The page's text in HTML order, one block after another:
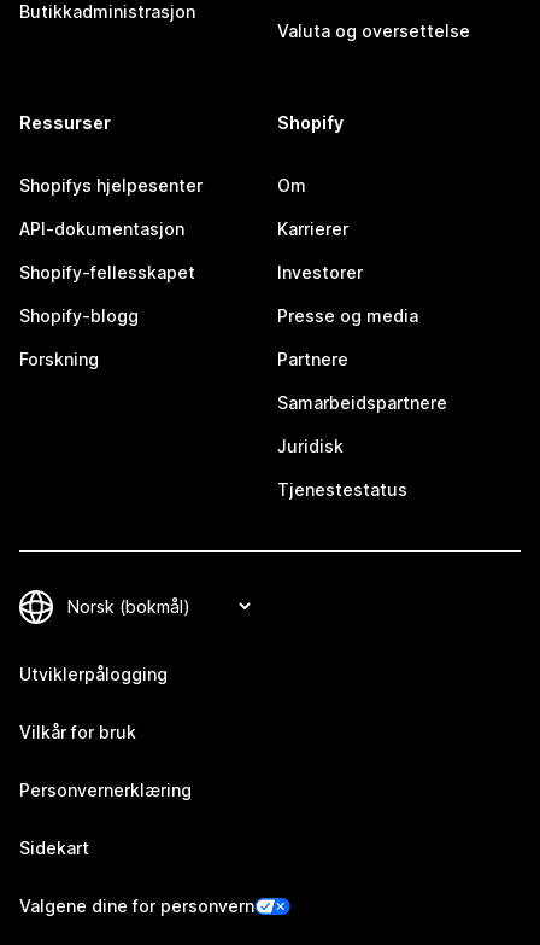
Butikkadministrasjon
Valuta og oversettelse
Ressurser
Shopifys hjelpesenter
API-dokumentasjon
Shopify-fellesskapet
Shopify-blogg
Forskning
Shopify
Om
Karrierer
Investorer
Presse og media
Partnere
Samarbeidspartnere
Juridisk
Tjenestestatus
Utviklerpålogging
Vilkår for bruk
Personvernerklæring
Sidekart
Valgene dine for personvern